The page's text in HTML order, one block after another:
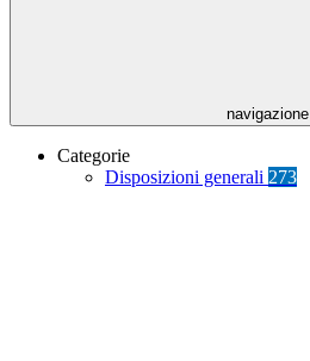
navigazione
Categorie
Disposizioni generali 273